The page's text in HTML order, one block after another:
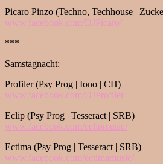
Picaro Pinzo (Techno, Techhouse |
www.facebook.com/DJPicaro/
***
Samstagnacht:
Profiler (Psy Prog | Iono | CH)
www.facebook.com/DJProfiler
Eclip (Psy Prog | Tesseract | SRB)
www.facebook.com/eclipmusic/
Ectima (Psy Prog | Tesseract | SRB)
www.facebook.com/ectimamusic/